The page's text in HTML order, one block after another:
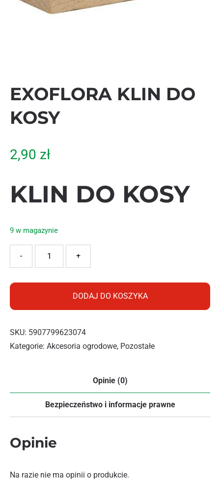
EXOFLORA KLIN DO
KOSY
2,90 zł
KLIN DO KOSY
9 w magazynie
+
-
DODAJ DO KOSZYKA
SKU: 5907799623074
Kategorie: Akcesoria ogrodowe, Pozostałe
Opinie (0)
Bezpieczeństwo i informacje prawne
Opinie
Na razie nie ma opinii o produkcie.